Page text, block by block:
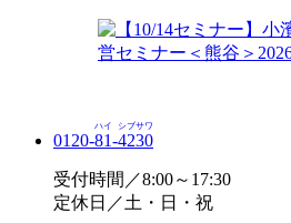
0120-81
ハイ
-4230
シブサワ
受付時間／8:00～17:30
定休日／土・日・祝